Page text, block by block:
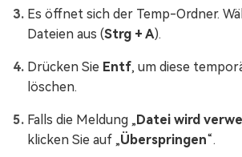
Es öffnet sich der Temp-Ordner.
Dateien aus (Strg + A).
Drücken Sie Entf, um diese
löschen.
Falls die Meldung „Datei wird
klicken Sie auf „Überspringen“.